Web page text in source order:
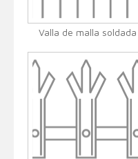
Valla de malla soldada